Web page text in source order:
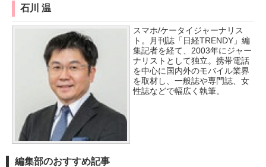
石川 温
スマホ/ケータイジャーナリス
ト。月刊誌「日経TRENDY」編
集記者を経て、2003年にジャー
ナリストとして独立。携帯電話
を中心に国内外のモバイル業界
を取材し、一般誌や専門誌、女
性誌などで幅広く執筆。
編集部のおすすめ記事